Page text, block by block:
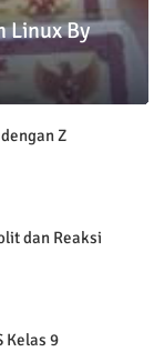
Linux By
Z
dan Reaksi
Kelas 9